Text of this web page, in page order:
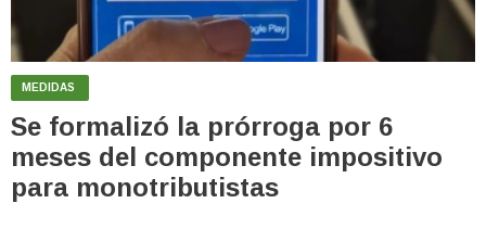
MEDIDAS
Se formalizó la prórroga por 6
meses del componente impositivo
para monotributistas